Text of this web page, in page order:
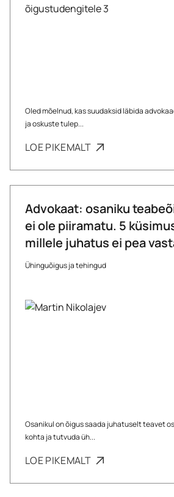
Oled mõelnud, kas suudaksid läbida
ja oskuste tulep...
LOE PIKEMALT
Advokaat: osaniku
ei ole piiramatu. 5
millele juhatus ei pea
Ühinguõigus ja tehingud
Osanikul on õigus saada juhatuselt teavet
kohta ja tutvuda üh...
LOE PIKEMALT